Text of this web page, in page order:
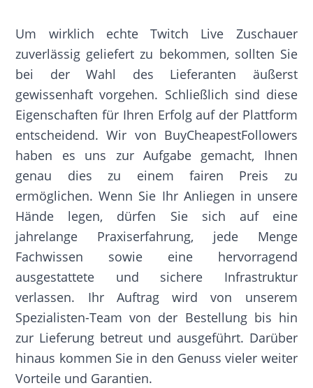
Um wirklich echte Twitch Live Zuschauer
zuverlässig geliefert zu bekommen, sollten Sie
bei der Wahl des Lieferanten äußerst
gewissenhaft vorgehen. Schließlich sind diese
Eigenschaften für Ihren Erfolg auf der Plattform
entscheidend. Wir von BuyCheapestFollowers
haben es uns zur Aufgabe gemacht, Ihnen
genau dies zu einem fairen Preis zu
ermöglichen. Wenn Sie Ihr Anliegen in unsere
Hände legen, dürfen Sie sich auf eine
jahrelange Praxiserfahrung, jede Menge
Fachwissen sowie eine hervorragend
ausgestattete und sichere Infrastruktur
verlassen. Ihr Auftrag wird von unserem
Spezialisten-Team von der Bestellung bis hin
zur Lieferung betreut und ausgeführt. Darüber
hinaus kommen Sie in den Genuss vieler weiter
Vorteile und Garantien.